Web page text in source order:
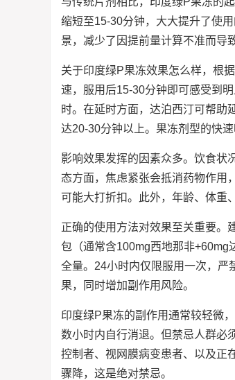
缩短至15-30分钟，大大提升了使
景，减少了因提前量计算不准而导
关于印度绿P果冻效果怎么样，根
速，服用后15-30分钟即可感受到
时。在延时方面，达泊西汀可帮助
达20-30分钟以上。果冻剂型的快
影响效果发挥的因素众多。饮食状
态方面，焦虑紧张会抵消药物作用
可能大打折扣。此外，年龄、体重
正确的使用方法对效果至关重要。
包（通常含100mg西地那非+60mg
全量。24小时内仅限服用一次，严
果，同时增加副作用风险。
印度绿P果冻的副作用通常较轻微
数小时内自行消退。但禁忌人群必
控制者、视网膜病变患者、以及正
骤降，这是绝对禁忌。